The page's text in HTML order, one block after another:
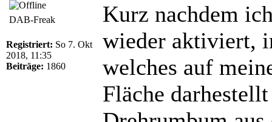
DAB-Freak
Registriert: So 7. Okt
2018, 11:35
Beiträge: 1860
Kurz nachdem
wieder aktiviert,
welches auf
Fläche